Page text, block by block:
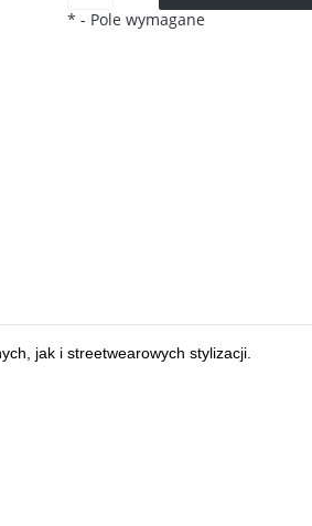
* - Pole wymagane
jak i streetwearowych stylizacji.